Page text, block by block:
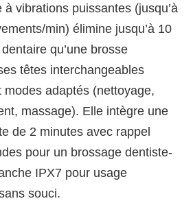
vibrations puissantes (jusqu’à
min) élimine jusqu’à 10
qu’une brosse
têtes interchangeables
modes adaptés (nettoyage,
massage). Elle intègre une
de 2 minutes avec rappel
pour un brossage dentiste-
IPX7 pour usage
souci.